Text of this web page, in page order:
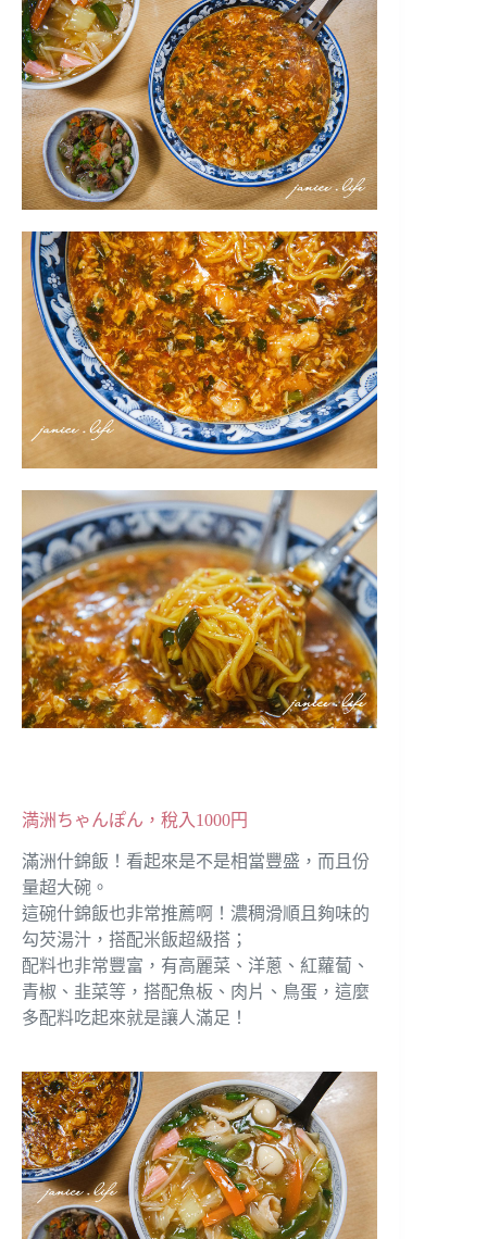
満洲ちゃんぽん，稅入1000円
滿洲什錦飯！看起來是不是相當豐盛，而且份
量超大碗。
這碗什錦飯也非常推薦啊！濃稠滑順且夠味的
勾芡湯汁，搭配米飯超級搭；
配料也非常豐富，有高麗菜、洋蔥、紅蘿蔔、
青椒、韭菜等，搭配魚板、肉片、鳥蛋，這麼
多配料吃起來就是讓人滿足！